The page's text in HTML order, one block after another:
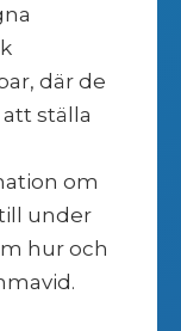
där de
ställa
om
under
hur och